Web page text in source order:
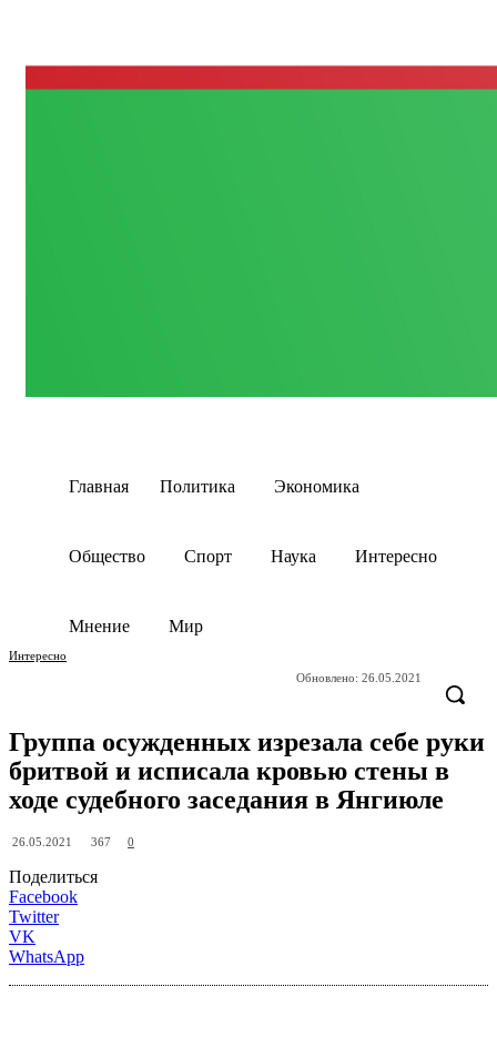
Главная Политика Экономика
Общество Спорт Наука Интересно
Мнение Мир
Интересно
Обновлено: 26.05.2021
Группа осужденных изрезала себе руки
бритвой и исписала кровью стены в
ходе судебного заседания в Янгиюле
26.05.2021 367 0
Поделиться
Facebook
Twitter
VK
WhatsApp